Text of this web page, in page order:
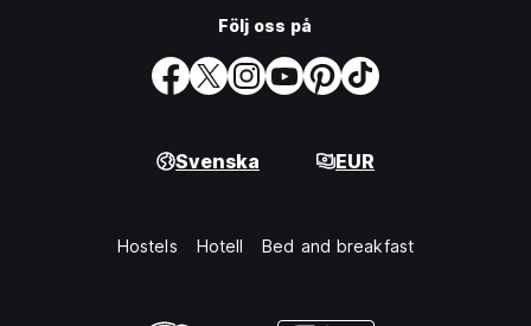
Följ oss på
Svenska EUR
Hostels Hotell Bed and breakfast